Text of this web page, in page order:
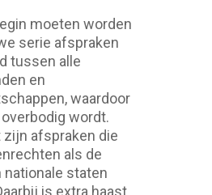
moeten worden
serie afspraken
tussen alle
en
waardoor
overbodig wordt.
zijn afspraken die
als de
nationale staten
is extra haast